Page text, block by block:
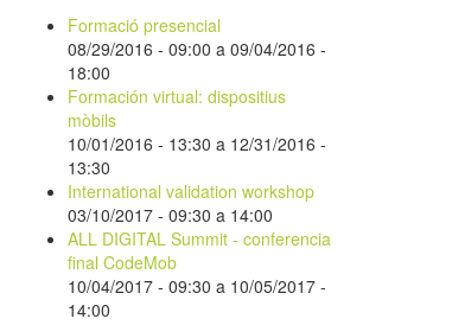
Formació presencial
08/29/2016 - 09:00 a 09/04/2016 -
18:00
Formación virtual: dispositius
mòbils
10/01/2016 - 13:30 a 12/31/2016 -
13:30
International validation workshop
03/10/2017 - 09:30 a 14:00
ALL DIGITAL Summit - conferencia
final CodeMob
10/04/2017 - 09:30 a 10/05/2017 -
14:00